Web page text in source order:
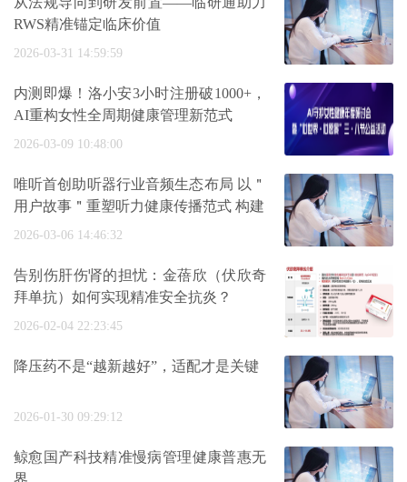
RWS精准锚定临床价值
2026-03-31 14:59:59
内测即爆！洛小安3小时注册破1000+，
AI重构女性全周期健康管理新范式
2026-03-09 10:48:00
唯听首创助听器行业音频生态布局 以＂
用户故事＂重塑听力健康传播范式 构建
2026-03-06 14:46:32
告别伤肝伤肾的担忧：金蓓欣（伏欣奇
拜单抗）如何实现精准安全抗炎？
2026-02-04 22:23:45
降压药不是“越新越好”，适配才是关键
2026-01-30 09:29:12
鲸愈国产科技精准慢病管理健康普惠无
界